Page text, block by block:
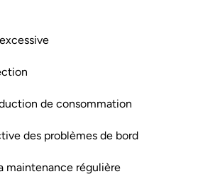
de consommation
des problèmes de bord
maintenance régulière